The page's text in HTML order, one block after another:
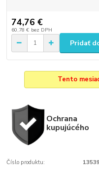
74,76 €
60,78 € bez DPH
Pridať
Tento
Ochrana
kupujúcého
Číslo produktu: